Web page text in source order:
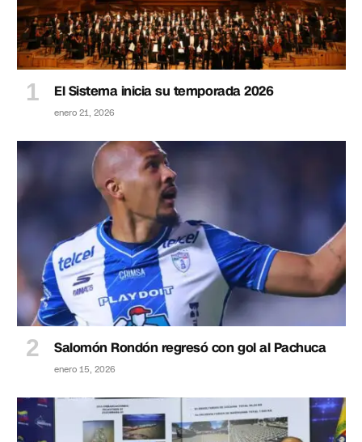
El Sistema inicia su temporada 2026
enero 21, 2026
Salomón Rondón regresó con gol al Pachuca
enero 15, 2026